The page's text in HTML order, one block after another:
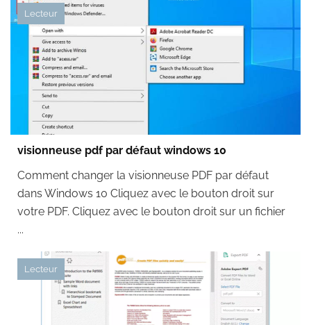
Lecteur
visionneuse pdf par défaut windows 10
Comment changer la visionneuse PDF par défaut
dans Windows 10 Cliquez avec le bouton droit sur
votre PDF. Cliquez avec le bouton droit sur un fichier
...
Lecteur